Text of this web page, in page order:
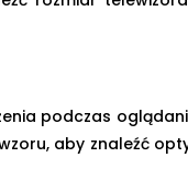
podczas
aby znaleźć